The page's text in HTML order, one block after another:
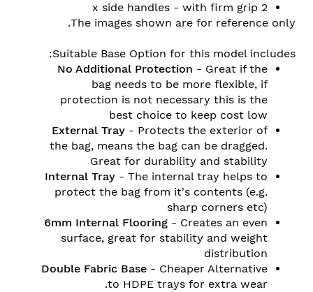
2 x side handles - with firm grip
The images shown are for reference only.
Suitable Base Option for this model includes:
No Additional Protection - Great if the
bag needs to be more flexible, if
protection is not necessary this is the
best choice to keep cost low
External Tray - Protects the exterior of
the bag, means the bag can be dragged.
Great for durability and stability
Internal Tray - The internal tray helps to
protect the bag from it's contents (e.g.
sharp corners etc)
6mm Internal Flooring - Creates an even
surface, great for stability and weight
distribution
Double Fabric Base - Cheaper Alternative
to HDPE trays for extra wear.